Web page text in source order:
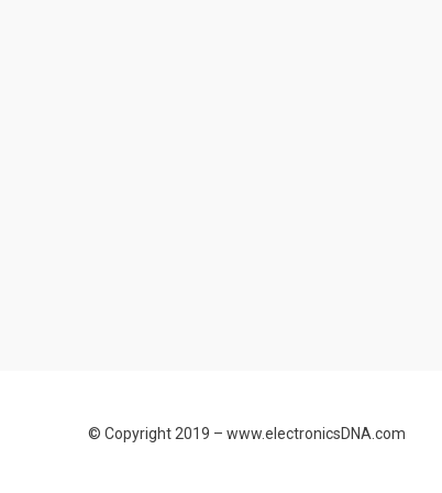
© Copyright 2019 – www.electronicsDNA.com